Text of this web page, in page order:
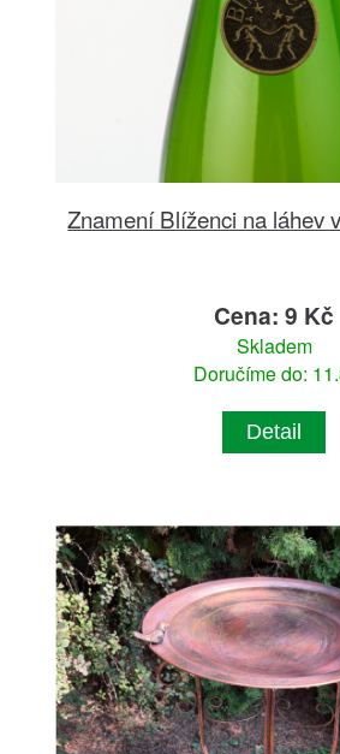
Znamení Blíženci na láhev
Cena: 9 Kč
Skladem
Doručíme do:
Detail